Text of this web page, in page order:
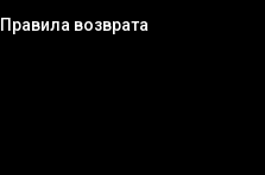
Правила возврата